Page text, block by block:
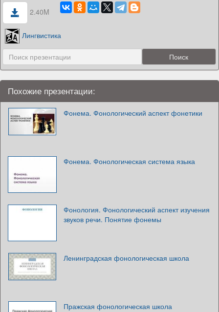
2.40M
Лингвистика
Похожие презентации:
Фонема. Фонологический аспект фонетики
Фонема. Фонологическая система языка
Фонология. Фонологический аспект изучения
звуков речи. Понятие фонемы
Ленинградская фонологическая школа
Пражская фонологическая школа